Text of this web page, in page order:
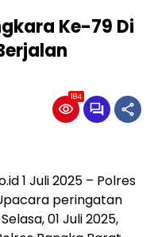
Ke-79 Di
184
1 Juli 2025 – Polres
peringatan
01 Juli 2025,